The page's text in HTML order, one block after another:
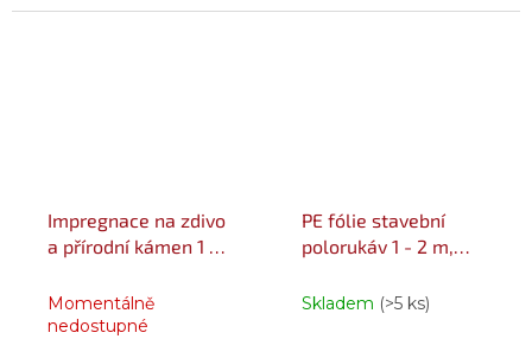
styren-akrylátového
savých podkladů.
Impregnace na zdivo
a přírodní kámen 1 l
Momentálně
nedostupné
PE fólie stavební
polorukáv 1 - 2 m,
transparentní
Skladem (>5 ks)